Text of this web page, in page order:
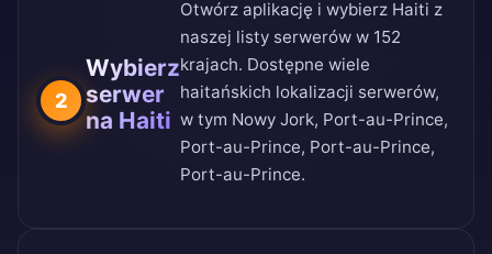
2
Wybierz
serwer
na Haiti
Otwórz aplikację i wybierz Haiti z
naszej listy serwerów w 152
krajach. Dostępne wiele
haitańskich lokalizacji serwerów,
w tym Nowy Jork, Port-au-Prince,
Port-au-Prince, Port-au-Prince,
Port-au-Prince.